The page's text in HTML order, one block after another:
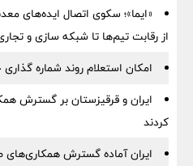
«ایما»؛ سکوی اتصال ایده‌های
از رقابت تیم‌ها تا شبکه سازی و
امکان استعلام روند شماره
ایران و قرقیزستان بر گسترش
کردند
ایران آماده گسترش همکاری‌های